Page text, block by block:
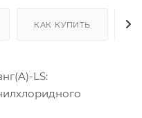
КАК КУПИТЬ
LS: